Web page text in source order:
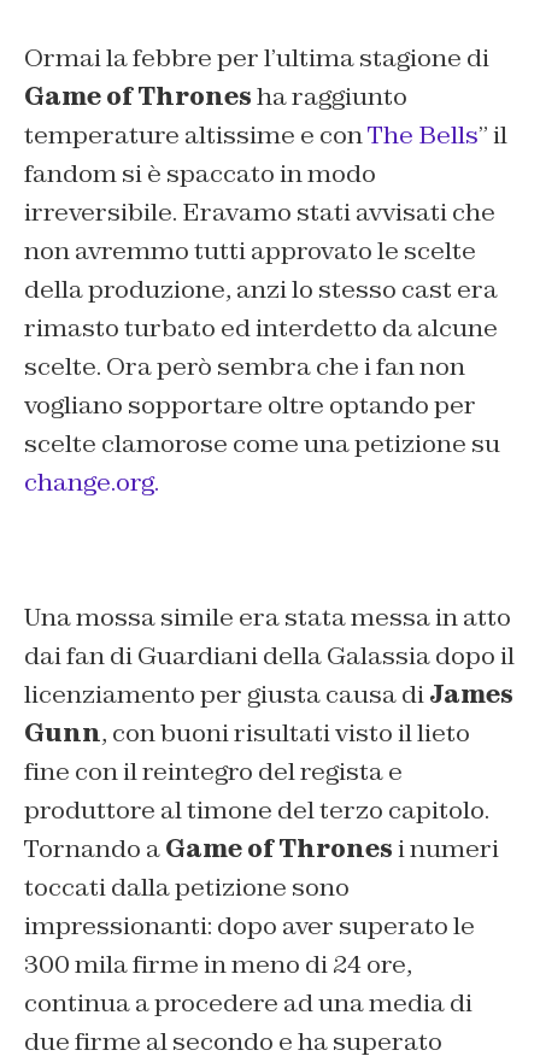
Ormai la febbre per l’ultima stagione di
Game of Thronesha raggiunto
temperature altissime e conThe Bells” il
fandom si è spaccato in modo
irreversibile. Eravamo stati avvisati che
non avremmo tutti approvato le scelte
della produzione, anzi lo stesso cast era
rimasto turbato ed interdetto da alcune
scelte. Ora però sembra che i fan non
vogliano sopportare oltre optando per
scelte clamorose come una petizione su
change.org.
Una mossa simile era stata messa in atto
dai fan di Guardiani della Galassia dopo il
licenziamento per giusta causa diJames
Gunn, con buoni risultati visto il lieto
fine con il reintegro del regista e
produttore al timone del terzo capitolo.
Tornando aGame of Thronesi numeri
toccati dalla petizione sono
impressionanti: dopo aver superato le
300 mila firme in meno di 24 ore,
continua a procedere ad una media di
due firme al secondo e ha superato